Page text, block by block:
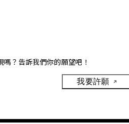
？告訴我們你的願望吧！
我要許願